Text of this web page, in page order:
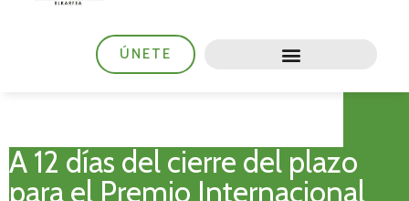
ÚNETE
A 12 días del cierre del plazo
para el Premio Internacional